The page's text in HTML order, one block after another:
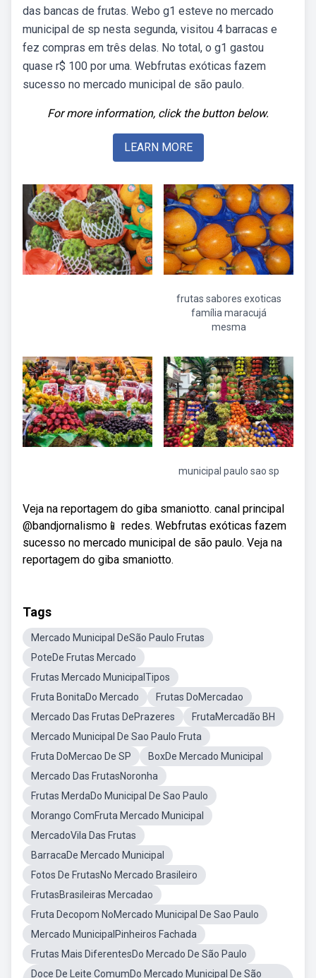
das bancas de frutas. Webo g1 esteve no mercado
municipal de sp nesta segunda, visitou 4 barracas e
fez compras em três delas. No total, o g1 gastou
quase r$ 100 por uma. Webfrutas exóticas fazem
sucesso no mercado municipal de são paulo.
For more information, click the button below.
LEARN MORE
frutas sabores exoticas
família maracujá
mesma
municipal paulo sao sp
Veja na reportagem do giba smaniotto. canal principal
@bandjornalismo📱 redes. Webfrutas exóticas fazem
sucesso no mercado municipal de são paulo. Veja na
reportagem do giba smaniotto.
Tags
Mercado Municipal DeSão Paulo Frutas
PoteDe Frutas Mercado
Frutas Mercado MunicipalTipos
Fruta BonitaDo Mercado
Frutas DoMercadao
Mercado Das Frutas DePrazeres
FrutaMercadão BH
Mercado Municipal De Sao Paulo Fruta
Fruta DoMercao De SP
BoxDe Mercado Municipal
Mercado Das FrutasNoronha
Frutas MerdaDo Municipal De Sao Paulo
Morango ComFruta Mercado Municipal
MercadoVila Das Frutas
BarracaDe Mercado Municipal
Fotos De FrutasNo Mercado Brasileiro
FrutasBrasileiras Mercadao
Fruta Decopom NoMercado Municipal De Sao Paulo
Mercado MunicipalPinheiros Fachada
Frutas Mais DiferentesDo Mercado De São Paulo
Doce De Leite ComumDo Mercado Municipal De São